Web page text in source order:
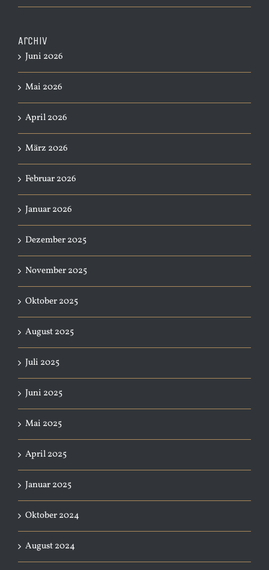
Archiv
Juni 2026
Mai 2026
April 2026
März 2026
Februar 2026
Januar 2026
Dezember 2025
November 2025
Oktober 2025
August 2025
Juli 2025
Juni 2025
Mai 2025
April 2025
Januar 2025
Oktober 2024
August 2024